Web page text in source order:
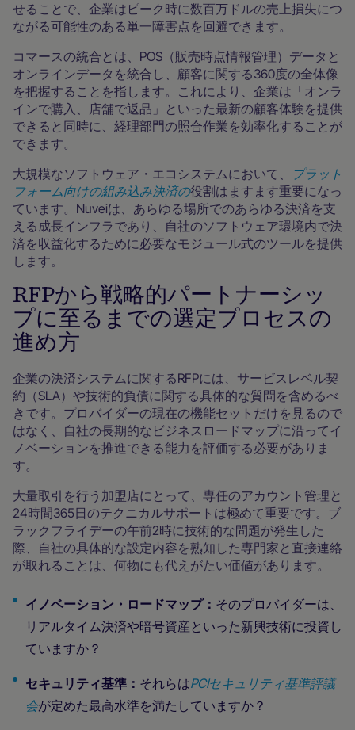
せることで、企業はピーク時に数百万ドルの売上損失につ
ながる可能性のある単一障害点を回避できます。
コマースの統合とは、POS（販売時点情報管理）データと
オンラインデータを統合し、顧客に関する360度の全体像
を把握することを指します。これにより、企業は「オンラ
インで購入、店舗で返品」といった最新の顧客体験を提供
できると同時に、経理部門の照合作業を効率化することが
できます。
大規模なソフトウェア・エコシステムにおいて、
プラット
フォーム向けの組み込み決済の役割はますます重要になっ
ています。Nuveiは、あらゆる場所でのあらゆる決済を支
える成長インフラであり、自社のソフトウェア環境内で決
済を収益化するために必要なモジュール式のツールを提供
します。
RFPから戦略的パートナーシッ
プに至るまでの選定プロセスの
進め方
企業の決済システムに関するRFPには、サービスレベル契
約（SLA）や技術的負債に関する具体的な質問を含めるべ
きです。プロバイダーの現在の機能セットだけを見るので
はなく、自社の長期的なビジネスロードマップに沿ってイ
ノベーションを推進できる能力を評価する必要がありま
す。
大量取引を行う加盟店にとって、専任のアカウント管理と
24時間365日のテクニカルサポートは極めて重要です。ブ
ラックフライデーの午前2時に技術的な問題が発生した
際、自社の具体的な設定内容を熟知した専門家と直接連絡
が取れることは、何物にも代えがたい価値があります。
イノベーション・ロードマップ： そのプロバイダーは、
リアルタイム決済や暗号資産といった新興技術に投資し
ていますか？
セキュリティ基準： それらはPCIセキュリティ基準評議
会が定めた最高水準を満たしていますか？